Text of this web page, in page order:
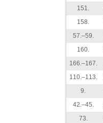
151.
158.
57.–59.
160.
166.–167.
110.–113.
9.
42.–45.
73.